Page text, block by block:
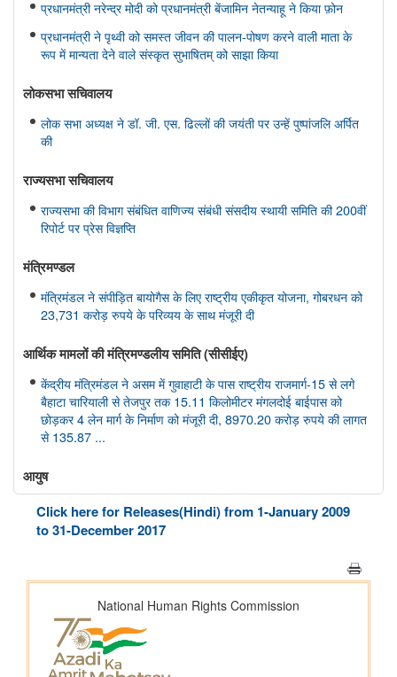
प्रधानमंत्री नरेन्द्र मोदी को प्रधानमंत्री बेंजामिन नेतन्याहू ने किया फ़ोन
प्रधानमंत्री ने पृथ्वी को समस्त जीवन की पालन-पोषण करने वाली माता के
रूप में मान्यता देने वाले संस्कृत सुभाषितम् को साझा किया
लोकसभा सचिवालय
लोक सभा अध्यक्ष ने डॉ. जी. एस. ढिल्लों की जयंती पर उन्हें पुष्पांजलि अर्पित
की
राज्यसभा सचिवालय
राज्यसभा की विभाग संबंधित वाणिज्य संबंधी संसदीय स्थायी समिति की 200वीं
रिपोर्ट पर प्रेस विज्ञप्ति
मंत्रिमण्‍डल
मंत्रिमंडल ने संपीड़ित बायोगैस के लिए राष्ट्रीय एकीकृत योजना, गोबरधन को
23,731 करोड़ रुपये के परिव्यय के साथ मंजूरी दी
आर्थिक मामलों की मंत्रिमण्‍डलीय समिति (सीसीईए)
केंद्रीय मंत्रिमंडल ने असम में गुवाहाटी के पास राष्ट्रीय राजमार्ग-15 से लगे
बैहाटा चारियाली से तेजपुर तक 15.11 किलोमीटर मंगलदोई बाईपास को
छोड़कर 4 लेन मार्ग के निर्माण को मंजूरी दी, 8970.20 करोड़ रुपये की लागत
से 135.87 ...
आयुष
केंद्रीय आयुष मंत्री श्री प्रतापराव जाधव ने सीसीआरएएस की 27वीं शासी
निकाय बैठक की अध्यक्षता की
अन्वेषण रोडमैप की प्रमुख उपलब्धियों की जानकारी दी
संसद प्रश्न: वैश्विक प्रक्षेपण बाजार में भारत की स्थिति
संसद प्रश्न: अंतरिक्ष प्रौद्योगिकी का विकास
Click here for Releases(Hindi) from 1-January 2009
to 31-December 2017